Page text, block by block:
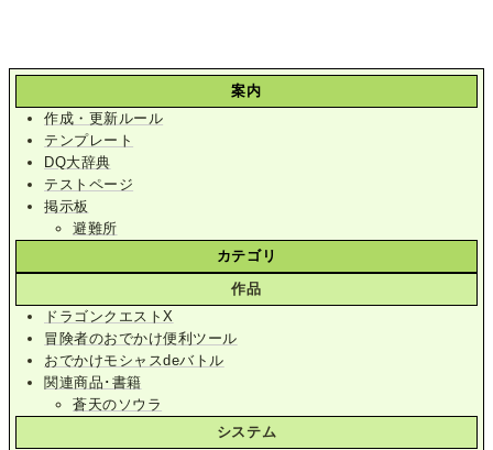
案内
作成・更新ルール
テンプレート
DQ大辞典
テストページ
掲示板
避難所
カテゴリ
作品
ドラゴンクエストX
冒険者のおでかけ便利ツール
おでかけモシャスdeバトル
関連商品･書籍
蒼天のソウラ
システム